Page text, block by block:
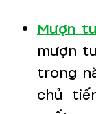
Mượn
mượn
trong
chủ